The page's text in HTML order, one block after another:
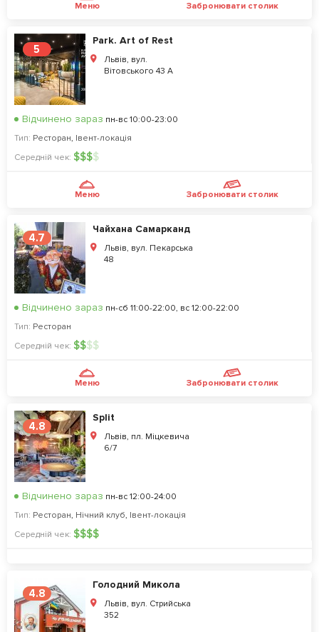
Меню Забронювати столик
5
Park. Art of Rest
Львів, вул.
Вітовського 43 А
Відчинено зараз пн-вс 10:00-23:00
Тип: Ресторан, Івент-локація
Середній чек: $$$$
Меню Забронювати столик
4.7
Чайхана Самарканд
Львів, вул. Пекарська
48
Відчинено зараз пн-сб 11:00-22:00, вс 12:00-22:00
Тип: Ресторан
Середній чек: $$$$
Меню Забронювати столик
4.8
Split
Львів, пл. Міцкевича
6/7
Відчинено зараз пн-вс 12:00-24:00
Тип: Ресторан, Нічний клуб, Івент-локація
Середній чек: $$$$
4.8
Голодний Микола
Львів, вул. Стрийська
352